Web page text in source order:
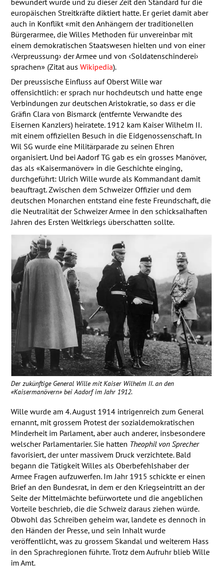
bewundert wurde und zu dieser Zeit den Standard für die
europäischen Streitkräfte diktiert hatte. Er geriet damit aber
auch in Konflikt «mit den Anhängern der traditionellen
Bürgerarmee, die Willes Methoden für unvereinbar mit
einem demokratischen Staatswesen hielten und von einer
‹Verpreussung› der Armee und von ‹Soldatenschinderei›
sprachen» (Zitat aus Wikipedia).
Der preussische Einfluss auf Oberst Wille war
offensichtlich: er sprach nur hochdeutsch und hatte enge
Verbindungen zur deutschen Aristokratie, so dass er die
Gräfin Clara von Bismarck (entfernte Verwandte des
Eisernen Kanzlers) heiratete. 1912 kam Kaiser Wilhelm II.
mit einem offiziellen Besuch in die Eidgenossenschaft. In
Wil SG wurde eine Militärparade zu seinen Ehren
organisiert. Und bei Aadorf TG gab es ein grosses Manöver,
das als «Kaisermanöver» in die Geschichte einging,
durchgeführt: Ulrich Wille wurde als Kommandant damit
beauftragt. Zwischen dem Schweizer Offizier und dem
deutschen Monarchen entstand eine feste Freundschaft, die
die Neutralität der Schweizer Armee in den schicksalhaften
Jahren des Ersten Weltkriegs überschatten sollte.
Der zukünftige General Wille mit Kaiser Wilhelm II. an den
«Kaisermanövern» bei Aadorf im Jahr 1912.
Wille wurde am 4. August 1914 intrigenreich zum General
ernannt, mit grossem Protest der sozialdemokratischen
Minderheit im Parlament, aber auch anderer, insbesondere
welscher Parlamentarier. Sie hatten Theophil von Sprecher
favorisiert, der unter massivem Druck verzichtete. Bald
begann die Tätigkeit Willes als Oberbefehlshaber der
Armee Fragen aufzuwerfen. Im Jahr 1915 schickte er einen
Brief an den Bundesrat, in dem er den Kriegseintritt an der
Seite der Mittelmächte befürwortete und die angeblichen
Vorteile beschrieb, die die Schweiz daraus ziehen würde.
Obwohl das Schreiben geheim war, landete es dennoch in
den Händen der Presse, und sein Inhalt wurde
veröffentlicht, was zu grossem Skandal und weiterem Hass
in den Sprachregionen führte. Trotz dem Aufruhr blieb Wille
im Amt.